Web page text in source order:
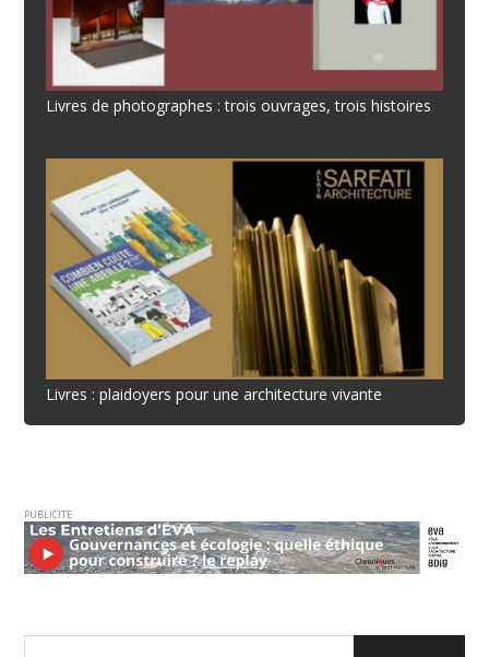
Livres de photographes : trois ouvrages, trois histoires
Livres : plaidoyers pour une architecture vivante
PUBLICITE